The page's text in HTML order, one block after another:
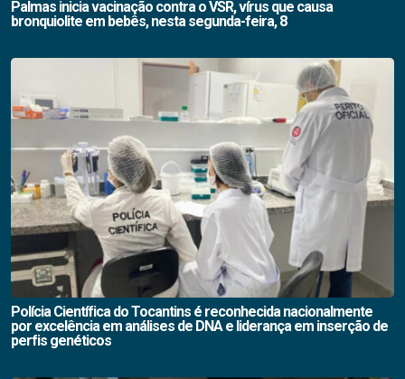
Palmas inicia vacinação contra o VSR, vírus que causa
bronquiolite em bebês, nesta segunda-feira, 8
Polícia Científica do Tocantins é reconhecida nacionalmente
por excelência em análises de DNA e liderança em inserção de
perfis genéticos